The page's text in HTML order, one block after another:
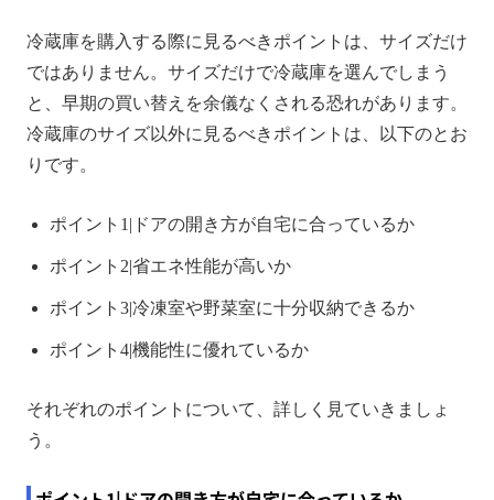
冷蔵庫を購入する際に見るべきポイントは、サイズだけ
ではありません。サイズだけで冷蔵庫を選んでしまう
と、早期の買い替えを余儀なくされる恐れがあります。
冷蔵庫のサイズ以外に見るべきポイントは、以下のとお
りです。
ポイント1|ドアの開き方が自宅に合っているか
ポイント2|省エネ性能が高いか
ポイント3|冷凍室や野菜室に十分収納できるか
ポイント4|機能性に優れているか
それぞれのポイントについて、詳しく見ていきましょ
う。